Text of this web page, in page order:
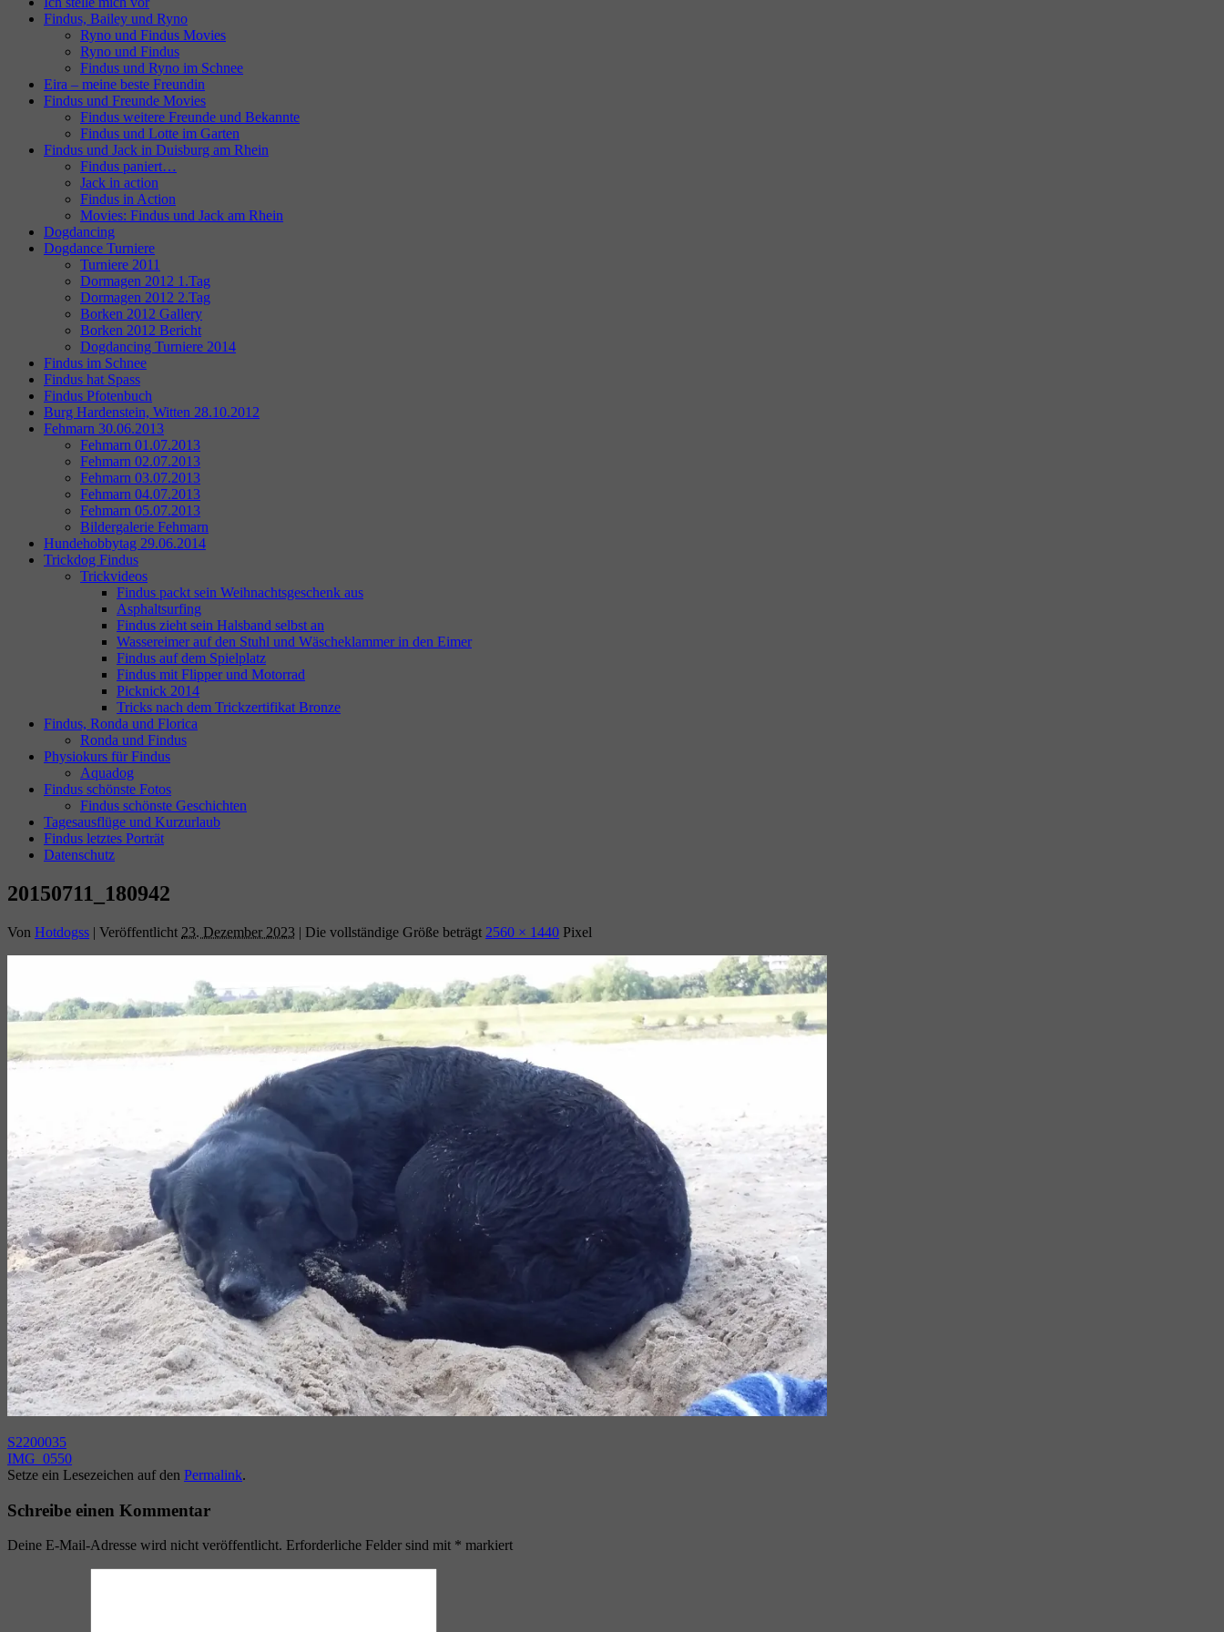
Findus, Bailey und Ryno
Ryno und Findus Movies
Ryno und Findus
Findus und Ryno im Schnee
Eira – meine beste Freundin
Findus und Freunde Movies
Findus weitere Freunde und Bekannte
Findus und Lotte im Garten
Findus und Jack in Duisburg am Rhein
Findus paniert…
Jack in action
Findus in Action
Movies: Findus und Jack am Rhein
Dogdancing
Dogdance Turniere
Turniere 2011
Dormagen 2012 1.Tag
Dormagen 2012 2.Tag
Borken 2012 Gallery
Borken 2012 Bericht
Dogdancing Turniere 2014
Findus im Schnee
Findus hat Spass
Findus Pfotenbuch
Burg Hardenstein, Witten 28.10.2012
Fehmarn 30.06.2013
Fehmarn 01.07.2013
Fehmarn 02.07.2013
Fehmarn 03.07.2013
Fehmarn 04.07.2013
Fehmarn 05.07.2013
Bildergalerie Fehmarn
Hundehobbytag 29.06.2014
Trickdog Findus
Trickvideos
Findus packt sein Weihnachtsgeschenk aus
Asphaltsurfing
Findus zieht sein Halsband selbst an
Wassereimer auf den Stuhl und Wäscheklammer in den Eimer
Findus auf dem Spielplatz
Findus mit Flipper und Motorrad
Picknick 2014
Tricks nach dem Trickzertifikat Bronze
Findus, Ronda und Florica
Ronda und Findus
Physiokurs für Findus
Aquadog
Findus schönste Fotos
Findus schönste Geschichten
Tagesausflüge und Kurzurlaub
Findus letztes Porträt
Datenschutz
20150711_180942
Von Hotdogss | Veröffentlicht 23. Dezember 2023 | Die vollständige Größe beträgt 2560 × 1440 Pixel
S2200035
IMG_0550
Setze ein Lesezeichen auf den Permalink.
Schreibe einen Kommentar
Deine E-Mail-Adresse wird nicht veröffentlicht. Erforderliche Felder sind mit * markiert